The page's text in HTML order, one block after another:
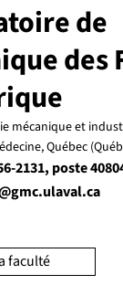
de
des
mécanique et
Québec
2131, poste
faculté